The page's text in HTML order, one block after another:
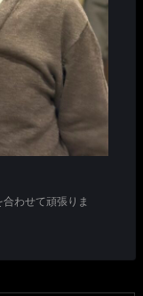
わせて頑張りま